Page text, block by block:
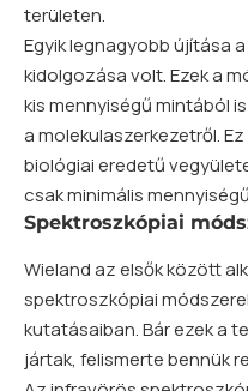
területen.
Egyik legnagyobb újítása a
kidolgozása volt. Ezek a
kis mennyiségű mintából
a molekulaszerkezetről.
biológiai eredetű
csak minimális
Spektroszkópiai
Wieland az elsők között
spektroszkópiai
kutatásaiban. Bár ezek a
jártak, felismerte bennük